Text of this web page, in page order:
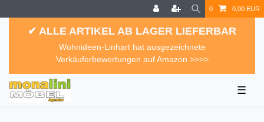
0 0,00 EUR
✔ ALLE ARTIKEL AB LAGER LIEFERBAR
Wohnideen-Linhart hat ausgezeichnete
Verkäuferbewertungen auf Amazon >>>>
☰